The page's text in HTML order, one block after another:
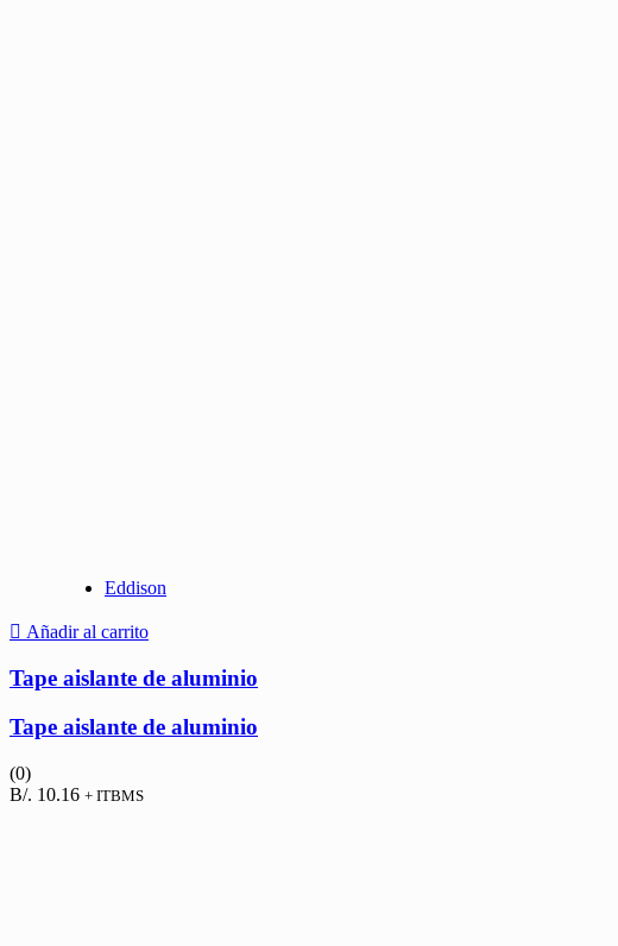
Eddison
Añadir al carrito
Tape aislante de aluminio
Tape aislante de aluminio
(0)
B/. 10.16 + ITBMS